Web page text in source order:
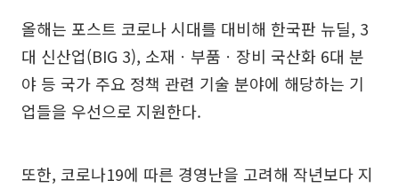
올해는 포스트 코로나 시대를 대비해 한국판 뉴딜, 3
대 신산업(BIG 3), 소재ㆍ부품ㆍ장비 국산화 6대 분
야 등 국가 주요 정책 관련 기술 분야에 해당하는 기
업들을 우선으로 지원한다.
또한, 코로나19에 따른 경영난을 고려해 작년보다 지